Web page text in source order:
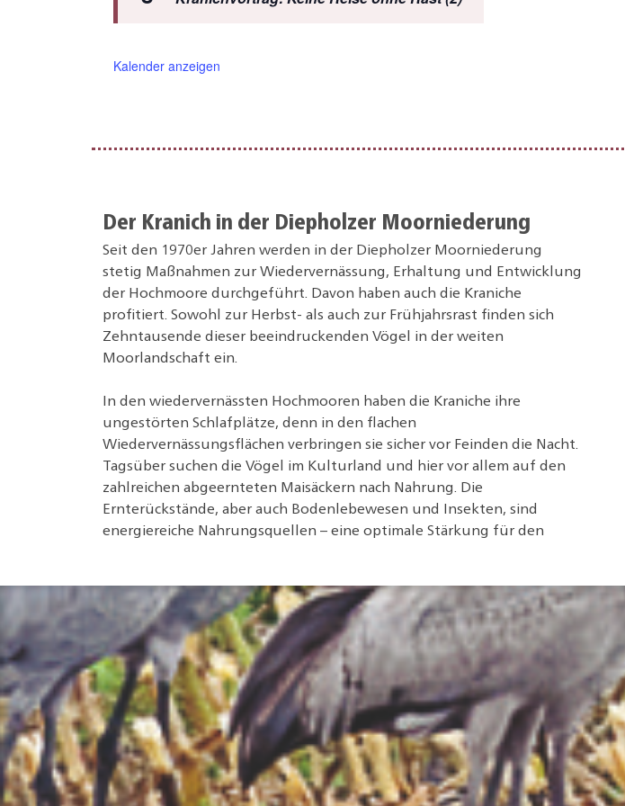
Kalender anzeigen
Der Kranich in der Diepholzer Moorniederung
Seit den 1970er Jahren werden in der Diepholzer Moorniederung
stetig Maßnahmen zur Wiedervernässung, Erhaltung und Entwicklung
der Hochmoore durchgeführt. Davon haben auch die Kraniche
profitiert. Sowohl zur Herbst- als auch zur Frühjahrsrast finden sich
Zehntausende dieser beeindruckenden Vögel in der weiten
Moorlandschaft ein.
In den wiedervernässten Hochmooren haben die Kraniche ihre
ungestörten Schlafplätze, denn in den flachen
Wiedervernässungsflächen verbringen sie sicher vor Feinden die Nacht.
Tagsüber suchen die Vögel im Kulturland und hier vor allem auf den
zahlreichen abgeernteten Maisäckern nach Nahrung. Die
Ernterückstände, aber auch Bodenlebewesen und Insekten, sind
energiereiche Nahrungsquellen – eine optimale Stärkung für den